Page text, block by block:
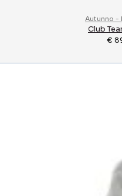
Autunno -
Club
€